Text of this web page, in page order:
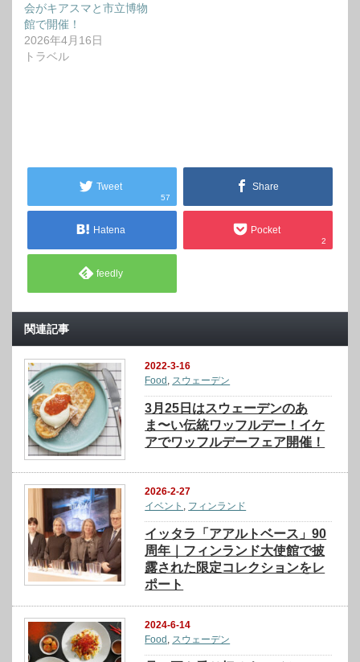
会がキアスマと市立博物
館で開催！
2026年4月16日
トラベル
Tweet
57
Share
Hatena Pocket
2
feedly
関連記事
2022-3-16
Food
スウェーデン
3月25日はスウェーデンのあ
ま〜い伝統ワッフルデー！イケ
アでワッフルデーフェア開催！
2026-2-27
イベント , フィンランド
イッタラ「アアルトベース」90
周年｜フィンランド大使館で披
露された限定コレクションをレ
ポート
2024-6-14
Food , スウェーデン